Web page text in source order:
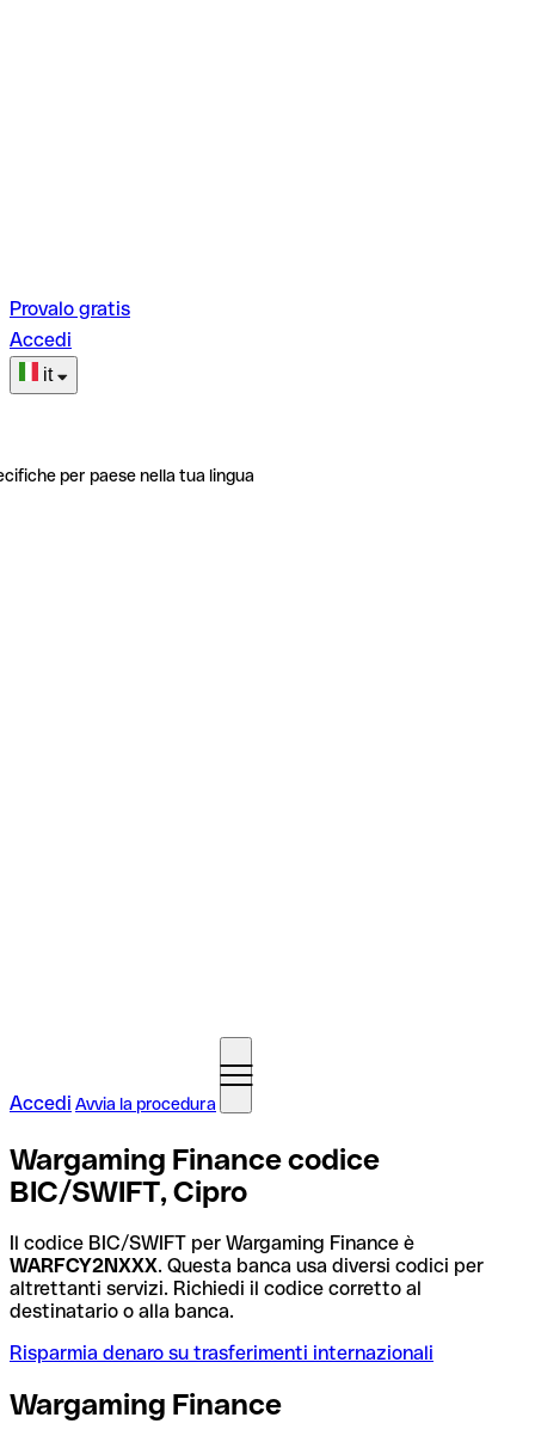
Provalo gratis
Accedi
it
per paese nella tua lingua
Accedi Avvia la procedura
Wargaming Finance codice
BIC/SWIFT, Cipro
Il codice BIC/SWIFT per Wargaming Finance è
WARFCY2NXXX. Questa banca usa diversi codici per
altrettanti servizi. Richiedi il codice corretto al
destinatario o alla banca.
Risparmia denaro su trasferimenti internazionali
Wargaming Finance